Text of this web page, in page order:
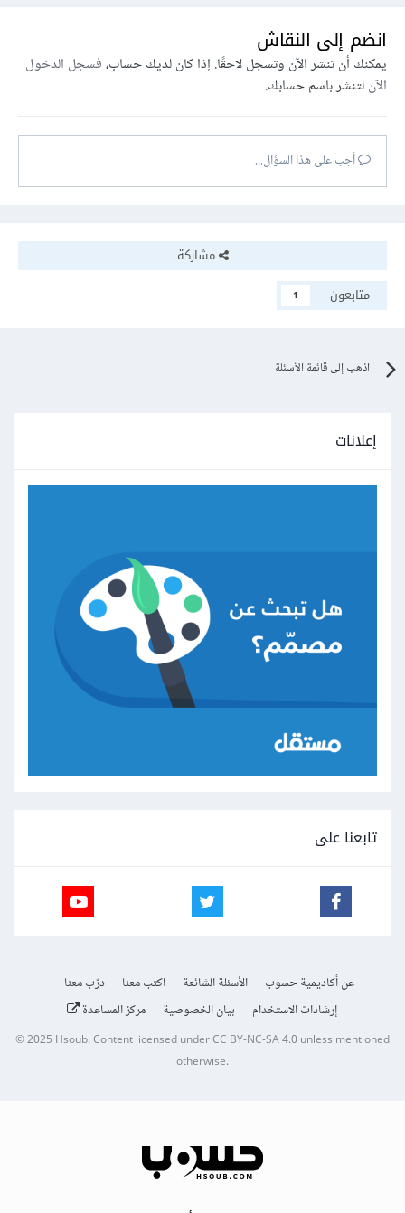
انضم إلى النقاش
يمكنك أن تنشر الآن وتسجل لاحقًا. إذا كان لديك حساب،فسجل الدخول
الآنلتنشر باسم حسابك.
أجب على هذا السؤال...
مشاركة
متابعون
1
اذهب إلى قائمة الأسئلة
إعلانات
تابعنا على
عن أكاديمية حسوب الأسئلة الشائعة اكتب معنا
درّب معنا
إرشادات الاستخدام
بيان الخصوصية مركز المساعدة
© 2025Hsoub.Content licensed underCC BY-NC-SA 4.0unless mentioned
otherwise.